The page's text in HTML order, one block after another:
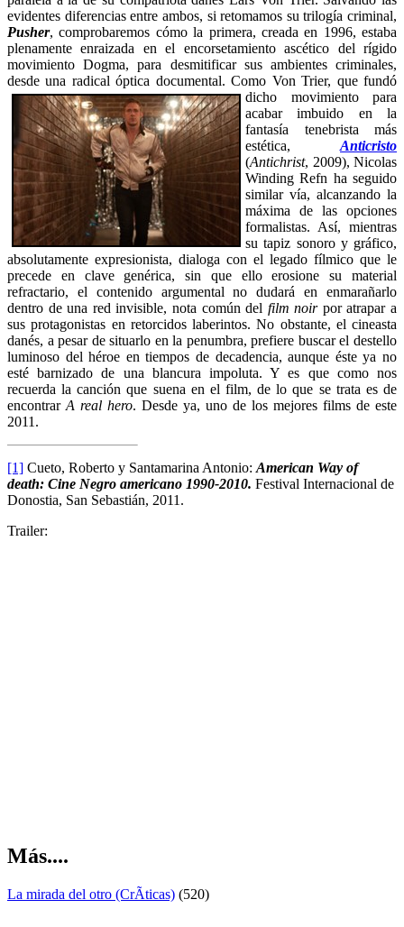
evidentes diferencias entre ambos, si retomamos su trilogía criminal,
Pusher, comprobaremos cómo la primera, creada en 1996, estaba
plenamente enraizada en el encorsetamiento ascético del rígido
movimiento Dogma, para desmitificar sus ambientes criminales,
desde una radical óptica documental. Como Von Trier, que fundó
dicho movimiento para
acabar imbuido en la
fantasía tenebrista más
estética, Anticristo
(Antichrist, 2009), Nicolas
Winding Refn ha seguido
similar vía, alcanzando la
máxima de las opciones
formalistas. Así, mientras
su tapiz sonoro y gráfico,
absolutamente expresionista, dialoga con el legado fílmico que le
precede en clave genérica, sin que ello erosione su material
refractario, el contenido argumental no dudará en enmarañarlo
dentro de una red invisible, nota común del film noirpor atrapar a
sus protagonistas en retorcidos laberintos. No obstante, el cineasta
danés, a pesar de situarlo en la penumbra, prefiere buscar el destello
luminoso del héroe en tiempos de decadencia, aunque éste ya no
esté barnizado de una blancura impoluta. Y es que como nos
recuerda la canción que suena en el film, de lo que se trata es de
encontrar A real hero. Desde ya, uno de los mejores films de este
2011.
[1] Cueto, Roberto y Santamarina Antonio: American Way of
death: Cine Negro americano 1990-2010. Festival Internacional de
Donostia, San Sebastián, 2011.
Trailer:
Más....
La mirada del otro (CrÃ­ticas) (520)